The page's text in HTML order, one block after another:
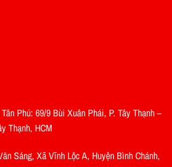
Phú: 69/9 Bùi Xuân Phái, P. Tây Thạnh –
Thạnh, HCM
Sáng, Xã Vĩnh Lộc A, Huyện Bình Chánh,